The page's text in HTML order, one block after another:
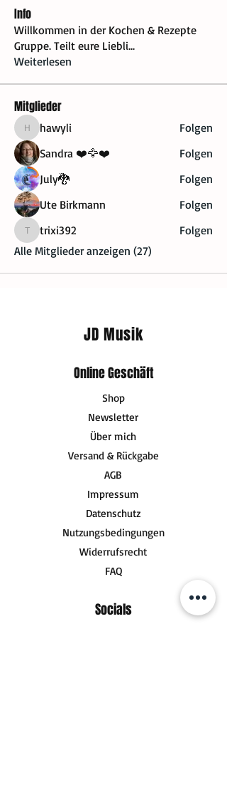
Info
Willkommen in der Kochen & Rezepte
Gruppe. Teilt eure Liebli...
Weiterlesen
Mitglieder
hawylihawyli
Folgen
Sandra ❤️🦅❤️
Folgen
July🐉
Folgen
Ute Birkmann
Folgen
trixi392trixi392
Folgen
Alle Mitglieder anzeigen (27)
JD Musik
Online Geschäft
Shop
Newsletter
Über mich
Versand & Rückgabe
AGB
Impressum
Datenschutz
Nutzungsbedingungen
Widerrufsrecht
FAQ
Socials